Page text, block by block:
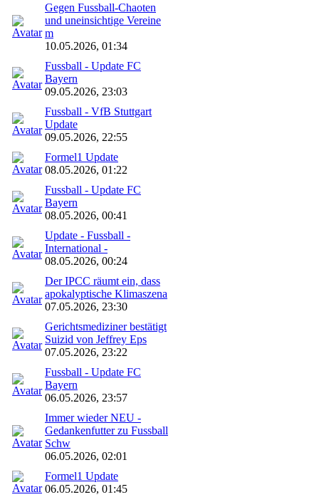
Gegen Fussball-Chaoten
und uneinsichtige Vereine
m
10.05.2026, 01:34
Fussball - Update FC
Bayern
09.05.2026, 23:03
Fussball - VfB Stuttgart
Update
09.05.2026, 22:55
Formel1 Update
08.05.2026, 01:22
Fussball - Update FC
Bayern
08.05.2026, 00:41
Update - Fussball -
International -
08.05.2026, 00:24
Der IPCC räumt ein, dass
apokalyptische Klimaszena
07.05.2026, 23:30
Gerichtsmediziner bestätigt
Suizid von Jeffrey Eps
07.05.2026, 23:22
Fussball - Update FC
Bayern
06.05.2026, 23:57
Immer wieder NEU -
Gedankenfutter zu Fussball
Schw
06.05.2026, 02:01
Formel1 Update
06.05.2026, 01:45